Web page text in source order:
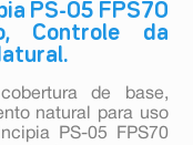
PS-05 FPS70
Controle da
de base,
natural para uso
PS-05 FPS70